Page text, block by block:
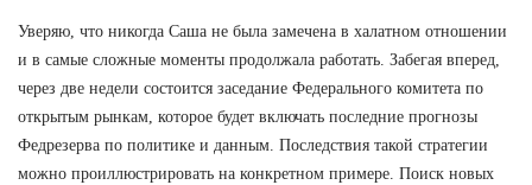
Уверяю, что никогда Саша не была замечена в халатном отношении
и в самые сложные моменты продолжала работать. Забегая вперед,
через две недели состоится заседание Федерального комитета по
открытым рынкам, которое будет включать последние прогнозы
Федрезерва по политике и данным. Последствия такой стратегии
можно проиллюстрировать на конкретном примере. Поиск новых